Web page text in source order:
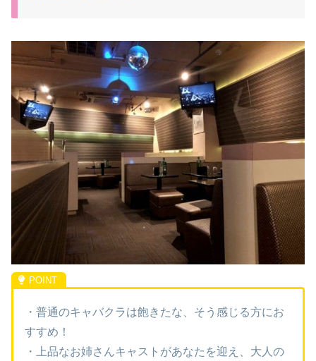
・普通のキャバクラは飽きたな、そう感じる方にお
すすめ！
・上品なお姉さんキャストがあなたを迎え、大人の